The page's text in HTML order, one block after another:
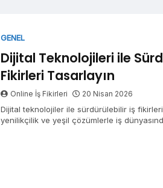
GENEL
Dijital Teknolojileri ile
Fikirleri Tasarlayın
Online İş Fikirleri 20 Nisan 2026
Dijital teknolojiler ile sürdürülebilir iş
yenilikçilik ve yeşil çözümlerle iş